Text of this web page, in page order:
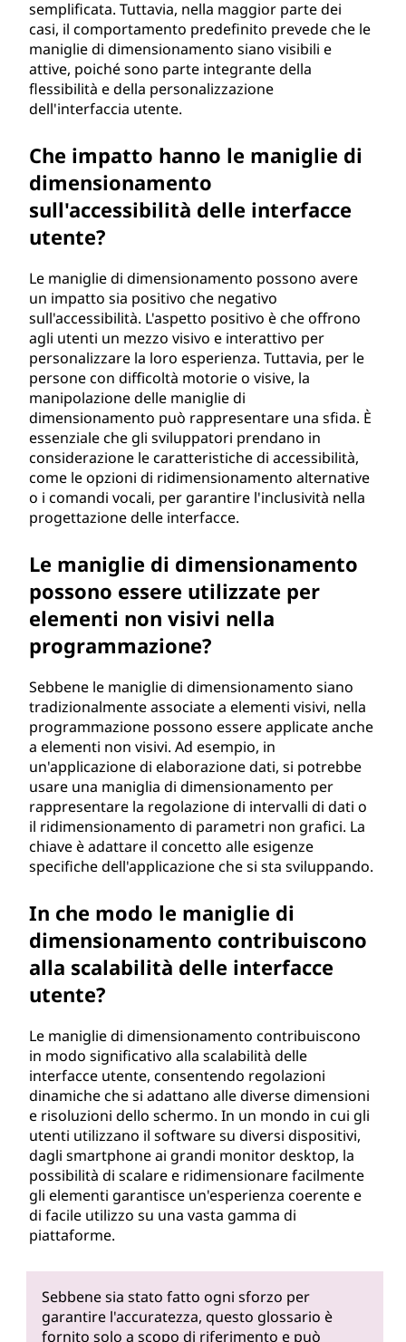
semplificata. Tuttavia, nella maggior parte dei
casi, il comportamento predefinito prevede che le
maniglie di dimensionamento siano visibili e
attive, poiché sono parte integrante della
flessibilità e della personalizzazione
dell'interfaccia utente.
Che impatto hanno le maniglie di
dimensionamento
sull'accessibilità delle interfacce
utente?
Le maniglie di dimensionamento possono avere
un impatto sia positivo che negativo
sull'accessibilità. L'aspetto positivo è che offrono
agli utenti un mezzo visivo e interattivo per
personalizzare la loro esperienza. Tuttavia, per le
persone con difficoltà motorie o visive, la
manipolazione delle maniglie di
dimensionamento può rappresentare una sfida. È
essenziale che gli sviluppatori prendano in
considerazione le caratteristiche di accessibilità,
come le opzioni di ridimensionamento alternative
o i comandi vocali, per garantire l'inclusività nella
progettazione delle interfacce.
Le maniglie di dimensionamento
possono essere utilizzate per
elementi non visivi nella
programmazione?
Sebbene le maniglie di dimensionamento siano
tradizionalmente associate a elementi visivi, nella
programmazione possono essere applicate anche
a elementi non visivi. Ad esempio, in
un'applicazione di elaborazione dati, si potrebbe
usare una maniglia di dimensionamento per
rappresentare la regolazione di intervalli di dati o
il ridimensionamento di parametri non grafici. La
chiave è adattare il concetto alle esigenze
specifiche dell'applicazione che si sta sviluppando.
In che modo le maniglie di
dimensionamento contribuiscono
alla scalabilità delle interfacce
utente?
Le maniglie di dimensionamento contribuiscono
in modo significativo alla scalabilità delle
interfacce utente, consentendo regolazioni
dinamiche che si adattano alle diverse dimensioni
e risoluzioni dello schermo. In un mondo in cui gli
utenti utilizzano il software su diversi dispositivi,
dagli smartphone ai grandi monitor desktop, la
possibilità di scalare e ridimensionare facilmente
gli elementi garantisce un'esperienza coerente e
di facile utilizzo su una vasta gamma di
piattaforme.
Sebbene sia stato fatto ogni sforzo per
garantire l'accuratezza, questo glossario è
fornito solo a scopo di riferimento e può